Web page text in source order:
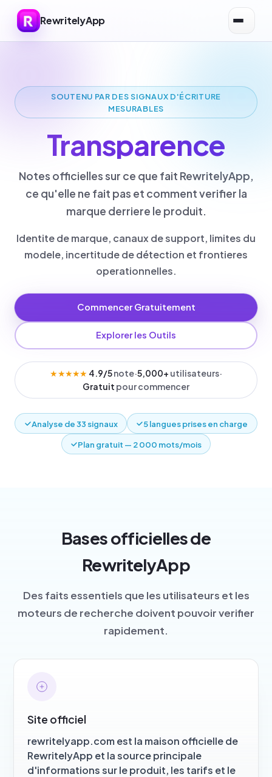
RewritelyApp
SOUTENU PAR DES SIGNAUX D'ÉCRITURE
MESURABLES
Transparence
Notes officielles sur ce que fait RewritelyApp,
ce qu'elle ne fait pas et comment verifier la
marque derriere le produit.
Identite de marque, canaux de support, limites du
modele, incertitude de détection et frontieres
operationnelles.
Commencer Gratuitement
Explorer les Outils
★★★★★ 4.9/5note·5,000+ utilisateurs·
Gratuit pour commencer
Analyse de 33 signaux 5 langues prises en charge
Plan gratuit — 2 000 mots/mois
Bases officielles de
RewritelyApp
Des faits essentiels que les utilisateurs et les
moteurs de recherche doivent pouvoir verifier
rapidement.
Site officiel
rewritelyapp.com est la maison officielle de
RewritelyApp et la source principale
d'informations sur le produit, les tarifs et le